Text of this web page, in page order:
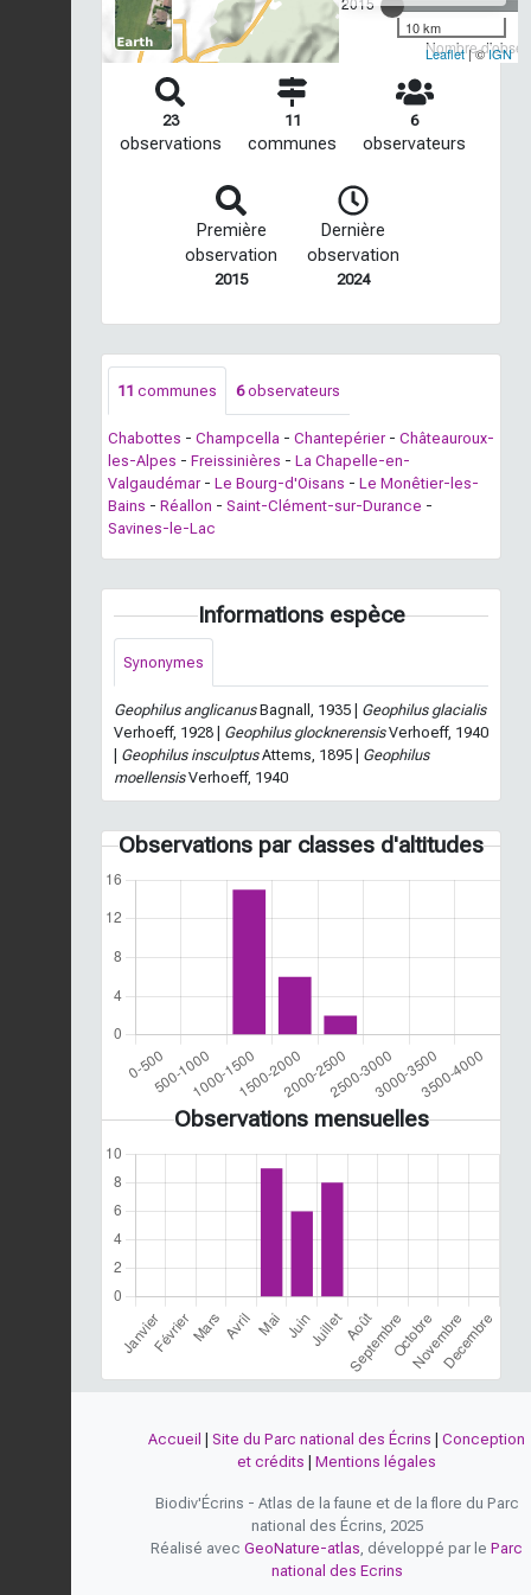
Nombre
10 km
Leaflet| ©IGN
23
observations
11
communes
6
observateurs
Première
observation
2015
Dernière
observation
2024
11 communes 6observateurs
Chabottes - Champcella - Chantepérier - Châteauroux-
les-Alpes - Freissinières - La Chapelle-en-
Valgaudémar - Le Bourg-d'Oisans - Le Monêtier-les-
Bains - Réallon - Saint-Clément-sur-Durance -
Savines-le-Lac
Informations espèce
Synonymes
Geophilus anglicanusBagnall, 1935 | Geophilus glacialis
Verhoeff, 1928 | Geophilus glocknerensisVerhoeff, 1940
| Geophilus insculptusAttems, 1895 | Geophilus
moellensisVerhoeff, 1940
Observations par classes d'altitudes
Observations mensuelles
Accueil Site du Parc national des Écrins
Conception
et crédits
Mentions légales
Biodiv'Écrins - Atlas de la faune et de la flore du Parc
national des Écrins, 2025
Réalisé avec GeoNature-atlas, développé par le Parc
national des Ecrins